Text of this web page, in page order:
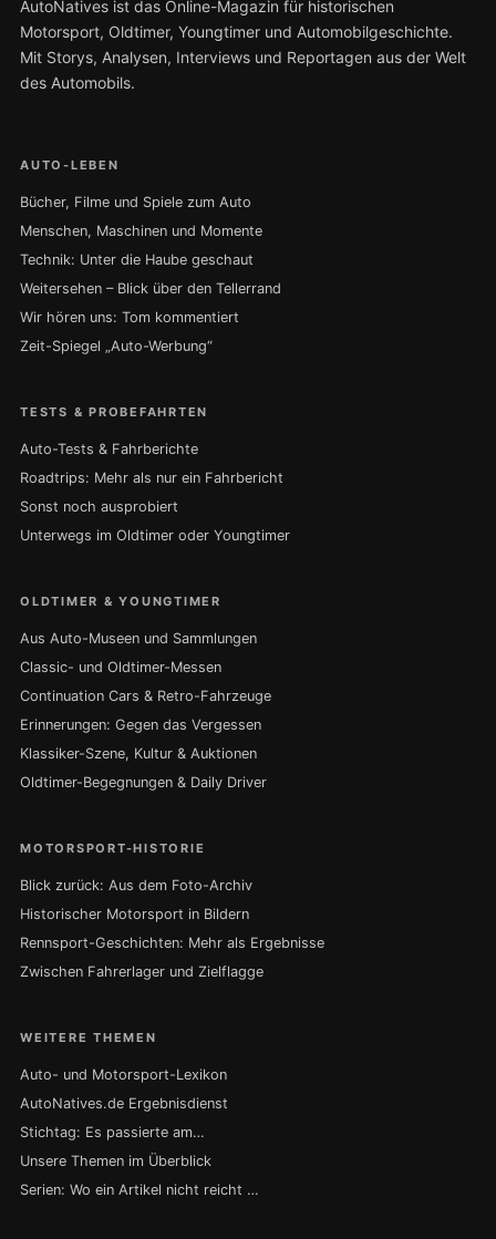
AutoNatives ist das Online-Magazin für historischen
Motorsport, Oldtimer, Youngtimer und Automobilgeschichte.
Mit Storys, Analysen, Interviews und Reportagen aus der Welt
des Automobils.
AUTO-LEBEN
Bücher, Filme und Spiele zum Auto
Menschen, Maschinen und Momente
Technik: Unter die Haube geschaut
Weitersehen – Blick über den Tellerrand
Wir hören uns: Tom kommentiert
Zeit-Spiegel „Auto-Werbung“
TESTS & PROBEFAHRTEN
Auto-Tests & Fahrberichte
Roadtrips: Mehr als nur ein Fahrbericht
Sonst noch ausprobiert
Unterwegs im Oldtimer oder Youngtimer
OLDTIMER & YOUNGTIMER
Aus Auto-Museen und Sammlungen
Classic- und Oldtimer-Messen
Continuation Cars & Retro-Fahrzeuge
Erinnerungen: Gegen das Vergessen
Klassiker-Szene, Kultur & Auktionen
Oldtimer-Begegnungen & Daily Driver
MOTORSPORT-HISTORIE
Blick zurück: Aus dem Foto-Archiv
Historischer Motorsport in Bildern
Rennsport-Geschichten: Mehr als Ergebnisse
Zwischen Fahrerlager und Zielflagge
WEITERE THEMEN
Auto- und Motorsport-Lexikon
AutoNatives.de Ergebnisdienst
Stichtag: Es passierte am…
Unsere Themen im Überblick
Serien: Wo ein Artikel nicht reicht …